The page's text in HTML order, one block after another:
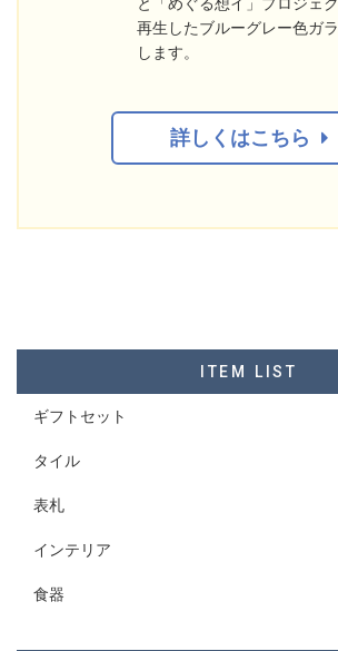
と「めぐる想イ」プロジェ
再生したブルーグレー色ガ
します。
詳しくはこちら
ITEM LIST
ギフトセット
タイル
表札
インテリア
食器